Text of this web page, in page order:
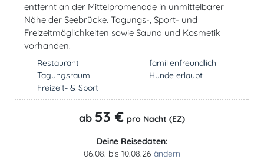
entfernt an der Mittelpromenade in unmittelbarer
Nähe der Seebrücke. Tagungs-, Sport- und
Freizeitmöglichkeiten sowie Sauna und Kosmetik
vorhanden.
Restaurant
Tagungsraum
Freizeit- & Sport
familienfreundlich
Hunde erlaubt
ab 53 € pro Nacht (EZ)
Deine Reisedaten:
06.08. bis 10.08.26 ändern